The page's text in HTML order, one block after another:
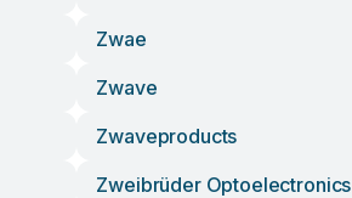
Zwae
Zwave
Zwaveproducts
Zweibrüder Optoelectronics